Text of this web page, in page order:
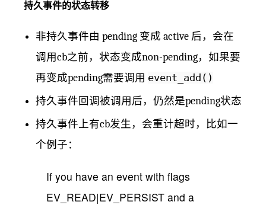
持久事件的状态转移
非持久事件由 pending 变成 active 后，会在
调用cb之前，状态变成non-pending，如果要
再变成pending需要调用 event_add()
持久事件回调被调用后，仍然是pending状态
持久事件上有cb发生，会重计超时，比如一
个例子：
If you have an event with flags
EV_READ|EV_PERSIST and a